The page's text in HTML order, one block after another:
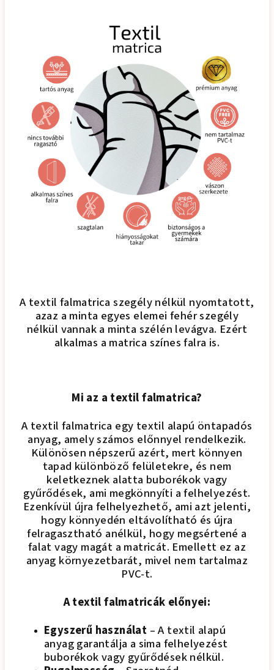
A textil falmatrica szegély nélkül nyomtatott,
azaz a minta egyes elemei fehér szegély
nélkül vannak a minta szélén levágva. Ezért
alkalmas a matrica színes falra is.
Mi az a textil falmatrica?
A textil falmatrica egy textil alapú öntapadós
anyag, amely számos előnnyel rendelkezik.
Különösen népszerű azért, mert könnyen
tapad különböző felületekre, és nem
keletkeznek alatta buborékok vagy
gyűrődések, ami megkönnyíti a felhelyezést.
Ezenkívül újra felhelyezhető, ami azt jelenti,
hogy könnyedén eltávolítható és újra
felragasztható anélkül, hogy megsértené a
falat vagy magát a matricát. Emellett ez az
anyag környezetbarát, mivel nem tartalmaz
PVC-t.
A textil falmatricák előnyei:
Egyszerű használat – A textil alapú
anyag garantálja a sima felhelyezést
buborékok vagy gyűrődések nélkül.